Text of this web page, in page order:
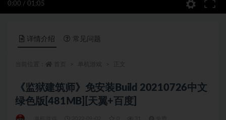
0:00 / 01:05
详情介绍 常见问题
《监狱建筑师》免安装Build 20210726中文
绿色版[481MB][天翼+百度]